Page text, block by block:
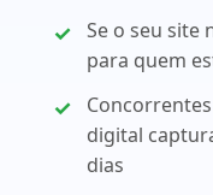
Se o seu site
para quem
digital
dias